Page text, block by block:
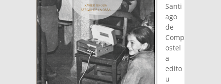
Santi
ago
de
Comp
ostel
a
edito
u